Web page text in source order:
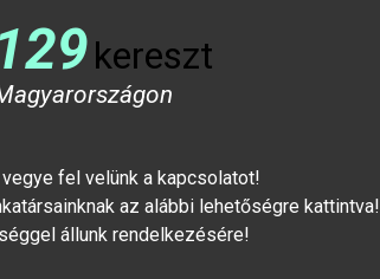
129kereszt
vegye fel velünk a kapcsolatot!
az alábbi lehetőségre kattintva!
állunk rendelkezésére!